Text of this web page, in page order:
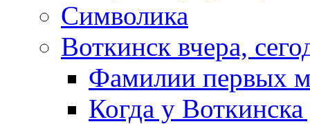
Символика
Воткинск вчера,
Фамилии первых
Когда у